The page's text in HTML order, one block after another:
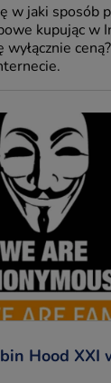
w jaki sposób
kupując w
Hood XXI